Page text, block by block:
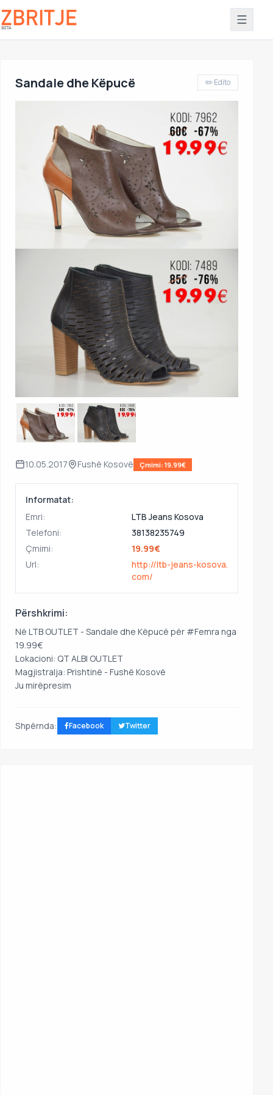
Sandale dhe Këpucë ✏️ Edito
10.05.2017 Fushë Kosovë Çmimi: 19.99€
Informatat:
Emri:
LTB Jeans Kosova
Telefoni:
38138235749
Çmimi:
19.99€
Url:
http://ltb-jeans-kosova.
com/
Përshkrimi:
Në LTB OUTLET - Sandale dhe Këpucë për #Femra nga
19.99€
Lokacioni: QT ALBI OUTLET
Magjistralja: Prishtinë - Fushë Kosovë
Ju mirëpresim
Shpërnda: Facebook Twitter